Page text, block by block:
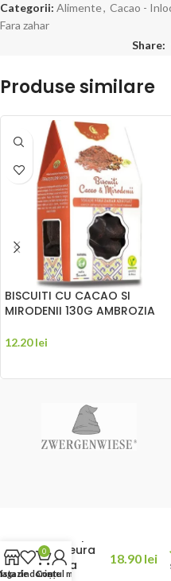
Categorii: Alimente, Cacao -
Fara zahar
Share:
Produse similare
BISCUITI CU CACAO SI
MIRODENII 130G AMBROZIA
12.20lei
zmeura
fara
18.90 lei
de dorințe
0
Coș
Contul meu